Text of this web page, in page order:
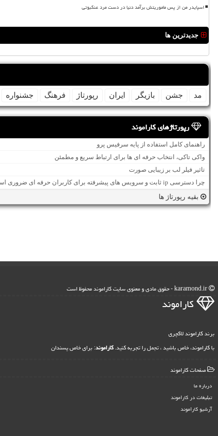
اسپایدر من از پس ماموریتش برآمد دنیا در دست مرد عنکبوتی
جدیدترین ها
مد جشن بازیگر ایران رپورتاژ فرهنگ جشنواره
رپورتاژهای کاراموند
راهنمای کامل استفاده از پایه سرفیس پرو
واکی تاکی، انتخاب حرفه ای ها برای ارتباط سریع و مطمئن
تاثیر فیلر لب بر زیبایی صورت
چرا دسترسی ip ثابت و سرویس های پیشرفته برای کاربران حرفه ای ضروری است؟
بقیه رپورتاژ ها
كاراموند
برند کاراموند لاکچری
با کاراموند، خاص باشید ، تجمل را تجربه کنید.کاراموند: برای خاص پسندان
صفحات كاراموند
درباره ما
تبلیغات در كاراموند
آرشیو كاراموند